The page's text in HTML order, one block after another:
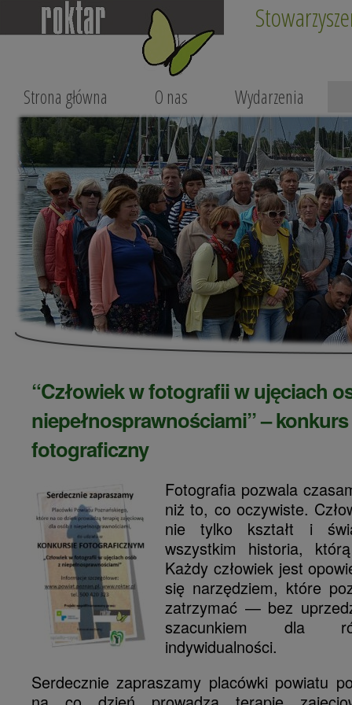
Strona główna O nas Wydarzenia
“Człowiek w fotografii w ujęciach
niepełnosprawnościami” – konkurs
fotograficzny
Fotografia pozwala
niż to, co oczywiste.
nie tylko kształt i
wszystkim historia,
Każdy człowiek jest
się narzędziem, które
zatrzymać — bez
szacunkiem dla
indywidualności.
Serdecznie zapraszamy placówki powiatu